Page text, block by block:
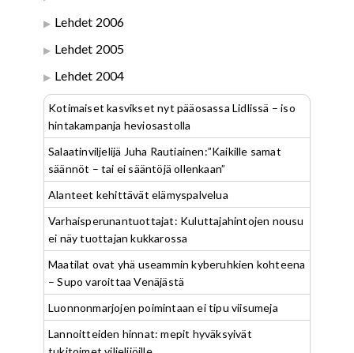
Lehdet 2006
Lehdet 2005
Lehdet 2004
Kotimaiset kasvikset nyt pääosassa Lidlissä – iso
hintakampanja heviosastolla
Salaatinviljelijä Juha Rautiainen:”Kaikille samat
säännöt – tai ei sääntöjä ollenkaan”
Alanteet kehittävät elämyspalvelua
Varhaisperunantuottajat: Kuluttajahintojen nousu
ei näy tuottajan kukkarossa
Maatilat ovat yhä useammin kyberuhkien kohteena
– Supo varoittaa Venäjästä
Luonnonmarjojen poimintaan ei tipu viisumeja
Lannoitteiden hinnat: mepit hyväksyivät